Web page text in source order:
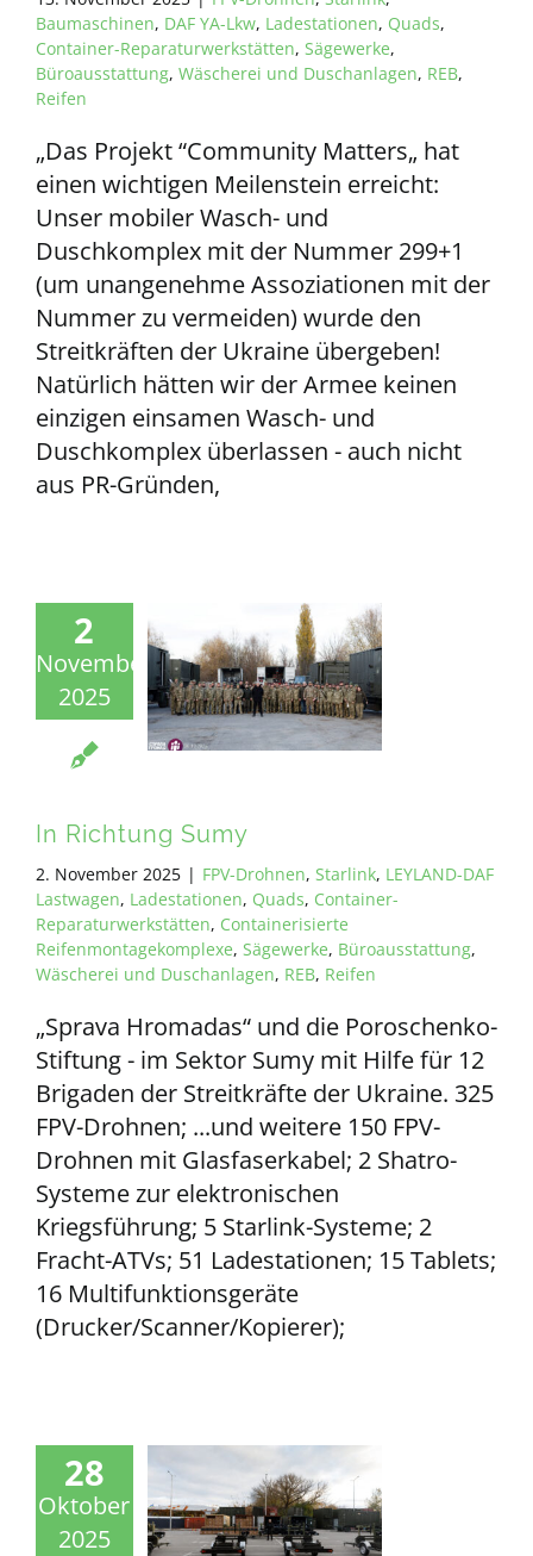
Baumaschinen, DAF YA-Lkw, Ladestationen, Quads,
Container-Reparaturwerkstätten, Sägewerke,
Büroausstattung, Wäscherei und Duschanlagen, REB,
Reifen
„Das Projekt “Community Matters„ hat
einen wichtigen Meilenstein erreicht:
Unser mobiler Wasch- und
Duschkomplex mit der Nummer 299+1
(um unangenehme Assoziationen mit der
Nummer zu vermeiden) wurde den
Streitkräften der Ukraine übergeben!
Natürlich hätten wir der Armee keinen
einzigen einsamen Wasch- und
Duschkomplex überlassen - auch nicht
aus PR-Gründen,
2
November
2025
In Richtung Sumy
2. November 2025 | FPV-Drohnen, Starlink, LEYLAND-DAF
Lastwagen, Ladestationen, Quads, Container-
Reparaturwerkstätten, Containerisierte
Reifenmontagekomplexe, Sägewerke, Büroausstattung,
Wäscherei und Duschanlagen, REB, Reifen
„Sprava Hromadas“ und die Poroschenko-
Stiftung - im Sektor Sumy mit Hilfe für 12
Brigaden der Streitkräfte der Ukraine. 325
FPV-Drohnen; ...und weitere 150 FPV-
Drohnen mit Glasfaserkabel; 2 Shatro-
Systeme zur elektronischen
Kriegsführung; 5 Starlink-Systeme; 2
Fracht-ATVs; 51 Ladestationen; 15 Tablets;
16 Multifunktionsgeräte
(Drucker/Scanner/Kopierer);
28
Oktober
2025